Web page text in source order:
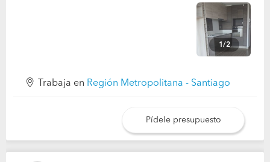
1/2
Trabaja en Región Metropolitana - Santiago
Pídele presupuesto